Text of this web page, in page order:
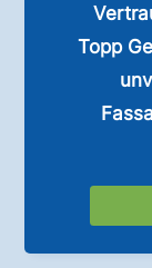
Topp